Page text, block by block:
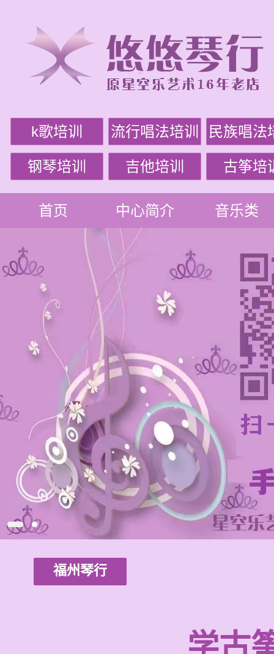
k歌培训 流行唱法培训 民族唱法
钢琴培训 吉他培训 古筝培
首页 中心简介 音乐类
福州琴行
学古